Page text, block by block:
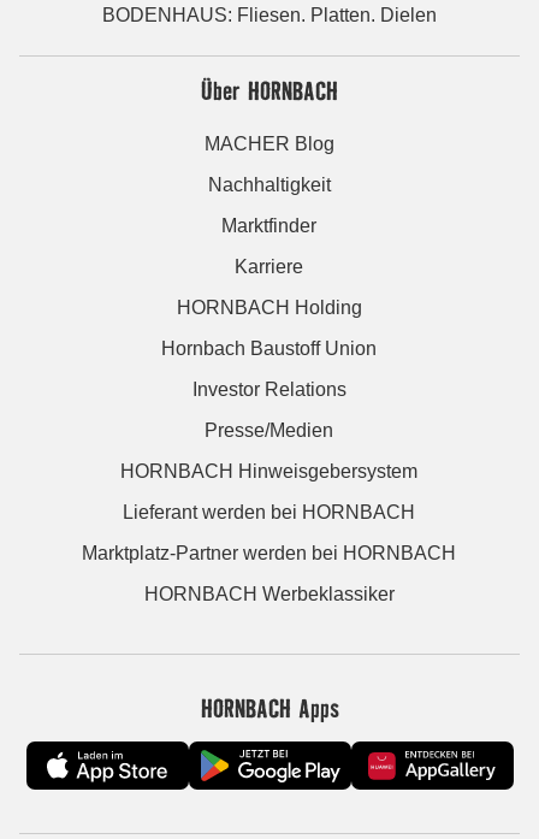
BODENHAUS: Fliesen. Platten. Dielen
Über HORNBACH
MACHER Blog
Nachhaltigkeit
Marktfinder
Karriere
HORNBACH Holding
Hornbach Baustoff Union
Investor Relations
Presse/Medien
HORNBACH Hinweisgebersystem
Lieferant werden bei HORNBACH
Marktplatz-Partner werden bei HORNBACH
HORNBACH Werbeklassiker
HORNBACH Apps